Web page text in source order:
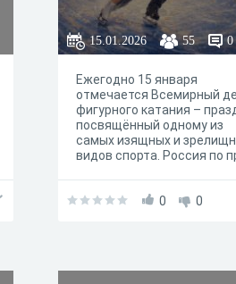
15.01.2026 55 0
Ежегодно 15 января
отмечается Всемирный
фигурного катания –
посвящённый одному из
самых изящных и
видов спорта. Россия по
Отечественные
0 0